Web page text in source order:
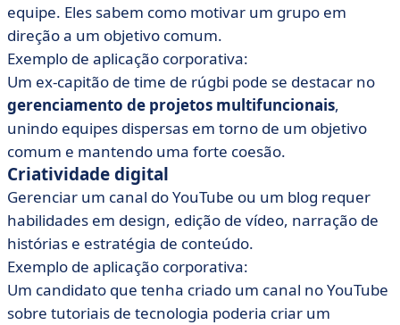
equipe. Eles sabem como motivar um grupo em
direção a um objetivo comum.
Exemplo de aplicação corporativa:
Um ex-capitão de time de rúgbi pode se destacar no
gerenciamento de projetos multifuncionais,
unindo equipes dispersas em torno de um objetivo
comum e mantendo uma forte coesão.
Criatividade digital
Gerenciar um canal do YouTube ou um blog requer
habilidades em design, edição de vídeo, narração de
histórias e estratégia de conteúdo.
Exemplo de aplicação corporativa:
Um candidato que tenha criado um canal no YouTube
sobre tutoriais de tecnologia poderia criar um